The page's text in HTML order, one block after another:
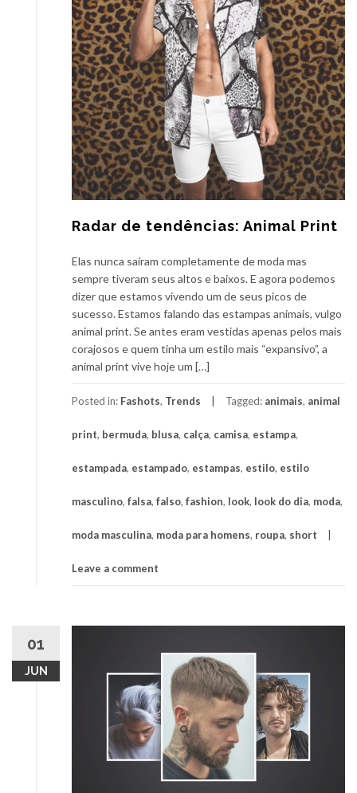
Radar de tendências: Animal Print
Elas nunca saíram completamente de moda mas
sempre tiveram seus altos e baixos. E agora podemos
dizer que estamos vivendo um de seus picos de
sucesso. Estamos falando das estampas animais, vulgo
animal print. Se antes eram vestidas apenas pelos mais
corajosos e quem tinha um estilo mais “expansivo”, a
animal print vive hoje um […]
Posted in: Fashots, Trends Tagged: animais, animal
print, bermuda, blusa, calça, camisa, estampa,
estampada, estampado, estampas, estilo, estilo
masculino, falsa, falso, fashion, look, look do dia, moda,
moda masculina, moda para homens, roupa, short
Leave a comment
01
JUN